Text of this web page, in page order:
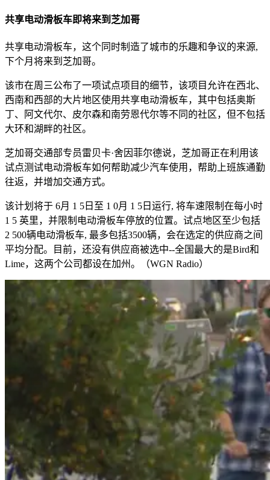
共享电动滑板车即将来到芝加哥
共享电动滑板车，这个同时制造了城市的乐趣和争议的来源,
下个月将来到芝加哥。
该市在周三公布了一项试点项目的细节，该项目允许在西北、
西南和西部的大片地区使用共享电动滑板车，其中包括奥斯
丁、阿文代尔、皮尔森和南劳恩代尔等不同的社区，但不包括
大环和湖畔的社区。
芝加哥交通部专员雷贝卡·舍因菲尔德说，芝加哥正在利用该
试点测试电动滑板车如何帮助减少汽车使用，帮助上班族通勤
往返，并增加交通方式。
该计划将于 6月 1 5日至 1 0月 1 5日运行, 将车速限制在每小时
1 5 英里，并限制电动滑板车停放的位置。试点地区至少包括
2 500辆电动滑板车, 最多包括3500辆，会在选定的供应商之间
平均分配。目前，还没有供应商被选中--全国最大的是Bird和
Lime，这两个公司都设在加州。（WGN Radio）